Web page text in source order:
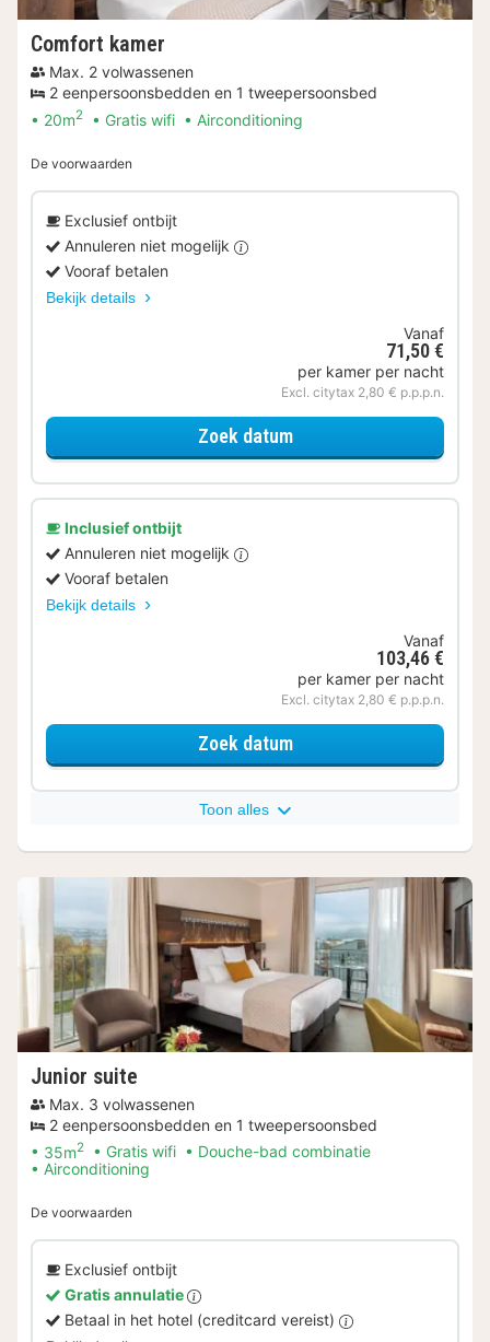
Comfort kamer
Max. 2 volwassenen
2 eenpersoonsbedden en 1 tweepersoonsbed
20m2 Gratis wifi Airconditioning
De voorwaarden
Exclusief ontbijt
Annuleren niet mogelijk
Vooraf betalen
Bekijk details
Vanaf
71,50 €
per kamer per nacht
Excl. citytax 2,80 € p.p.p.n.
Zoek datumvoor Comfort kamer
Inclusief ontbijt
Annuleren niet mogelijk
Vooraf betalen
Bekijk details
Vanaf
103,46 €
per kamer per nacht
Excl. citytax 2,80 € p.p.p.n.
Zoek datumvoor Comfort kamer
Toon alles
Junior suite
Max. 3 volwassenen
2 eenpersoonsbedden en 1 tweepersoonsbed
35m2 Gratis wifi
Douche-bad combinatie
Airconditioning
De voorwaarden
Exclusief ontbijt
Gratis annulatie
Betaal in het hotel (creditcard vereist)